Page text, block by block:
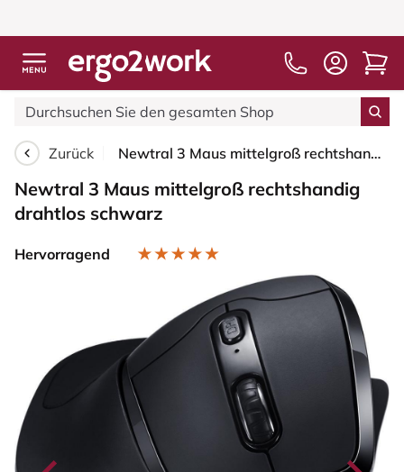
Zurück Newtral 3 Maus mittelgroß rechtshandig drahtlos schwarz
Newtral 3 Maus mittelgroß rechtshandig
drahtlos schwarz
Hervorragend